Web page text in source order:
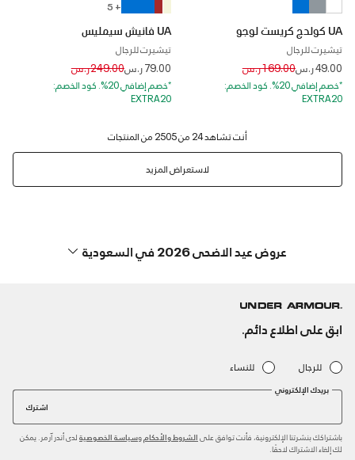
UA كولدج كريست لوجو
تيشيرت للرجال
49.00 ر.س Price reduced from
169.00 ر.س to
*خصم إضافي 20%. كود الخصم:
EXTRA20
+ 5
UA فانيش سيمليس
تيشيرت للرجال
79.00 ر.س Price reduced from
249.00 ر.س to
*خصم إضافي 20%. كود الخصم:
EXTRA20
لاستعراض المزيد
عروض عيد الاضحى 2026 في السعودية
ابق على اطلاع دائم.
للرجال للنساء
بريدك الإلكتروني
اشترك
باشتراكك بنشرتنا الإلكترونية، فأنت توافق على الشروط والأحكام وسياسة الخصوصية لدى أندر آرمر. يمكن
لك إلغاء الاشتراك لاحقًا.